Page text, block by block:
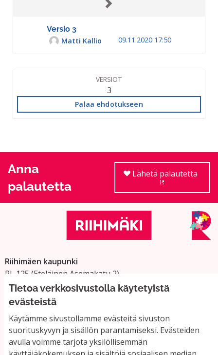
Tietoa verkkosivustolla käytetyistä
evästeistä
Käytämme sivustollamme evästeitä sivuston
suorituskyvyn ja sisällön parantamiseksi. Evästeiden
avulla voimme tarjota yksilöllisemmän
Versio 3
Matti Kallio
09.11.2020 17:50
VERSIOT
3
Palaa ehdotukseen
Anna
palautetta
Lähetä palautetta
Riihimäen kaupunki
PL 125 (Eteläinen Asemakatu 2)
11101 Riihimäki
Vaihde: 019 758 4000
Sähköpostiosoitteet:
etunimi.sukunimi@riihimaki.fi